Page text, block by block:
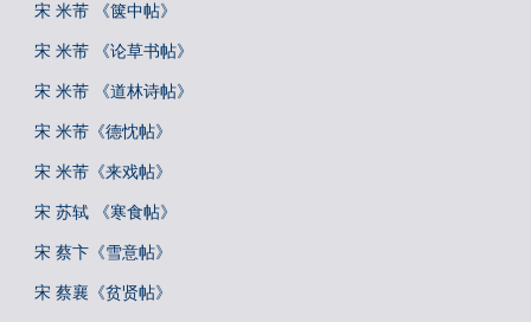
宋 米芾 《箧中帖》
宋 米芾 《论草书帖》
宋 米芾 《道林诗帖》
宋 米芾《德忱帖》
宋 米芾《来戏帖》
宋 苏轼 《寒食帖》
宋 蔡卞《雪意帖》
宋 蔡襄《贫贤帖》